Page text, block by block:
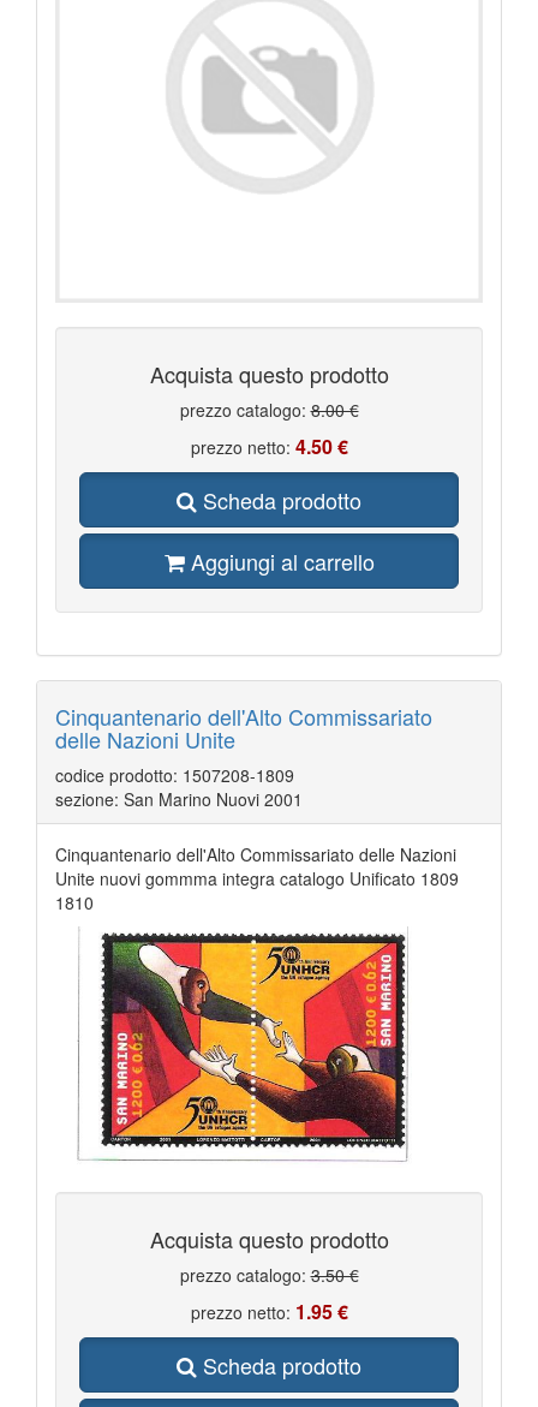
Acquista questo prodotto
prezzo catalogo:8.00 €
prezzo netto: 4.50 €
Scheda prodotto
Aggiungi al carrello
Cinquantenario dell'Alto Commissariato
delle Nazioni Unite
codice prodotto: 1507208-1809
sezione: San Marino Nuovi 2001
Cinquantenario dell'Alto Commissariato delle Nazioni
Unite nuovi gommma integra catalogo Unificato 1809
1810
Acquista questo prodotto
prezzo catalogo:3.50 €
prezzo netto: 1.95 €
Scheda prodotto